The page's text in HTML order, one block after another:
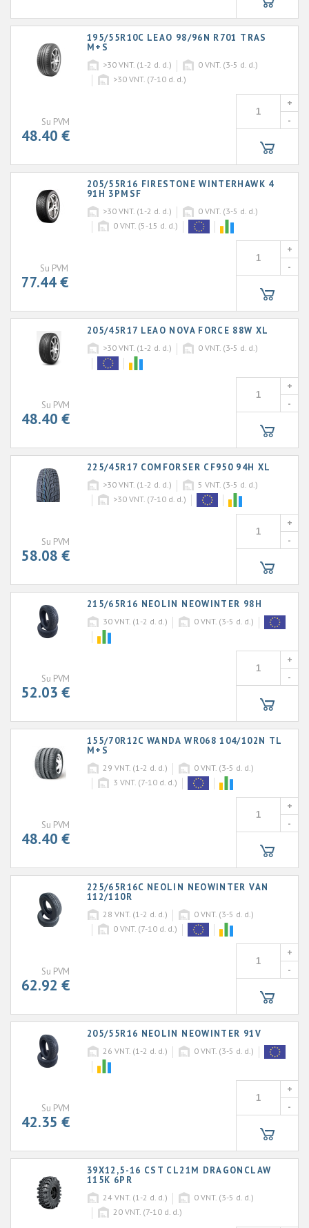
195/55R10C LEAO 98/96N R701 TRAS
M+S
>30 VNT. (1-2 d. d.) 0 VNT. (3-5 d. d.)
>30 VNT. (7-10 d. d.)
Su PVM
48.40 €
+
-
205/55R16 FIRESTONE WINTERHAWK 4
91H 3PMSF
>30 VNT. (1-2 d. d.) 0 VNT. (3-5 d. d.)
0 VNT. (5-15 d. d.)
Su PVM
77.44 €
+
-
205/45R17 LEAO NOVA FORCE 88W XL
>30 VNT. (1-2 d. d.) 0 VNT. (3-5 d. d.)
Su PVM
48.40 €
+
-
225/45R17 COMFORSER CF950 94H XL
>30 VNT. (1-2 d. d.) 5 VNT. (3-5 d. d.)
>30 VNT. (7-10 d. d.)
Su PVM
58.08 €
+
-
215/65R16 NEOLIN NEOWINTER 98H
30 VNT. (1-2 d. d.) 0 VNT. (3-5 d. d.)
Su PVM
52.03 €
+
-
155/70R12C WANDA WR068 104/102N TL
M+S
29 VNT. (1-2 d. d.) 0 VNT. (3-5 d. d.)
3 VNT. (7-10 d. d.)
Su PVM
48.40 €
+
-
225/65R16C NEOLIN NEOWINTER VAN
112/110R
28 VNT. (1-2 d. d.) 0 VNT. (3-5 d. d.)
0 VNT. (7-10 d. d.)
Su PVM
62.92 €
+
-
205/55R16 NEOLIN NEOWINTER 91V
26 VNT. (1-2 d. d.) 0 VNT. (3-5 d. d.)
Su PVM
42.35 €
+
-
39X12,5-16 CST CL21M DRAGONCLAW
115K 6PR
24 VNT. (1-2 d. d.) 0 VNT. (3-5 d. d.)
20 VNT. (7-10 d. d.)